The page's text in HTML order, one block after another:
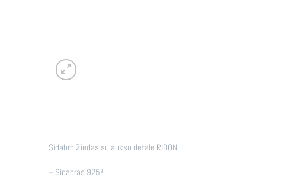
Sidabro žiedas su aukso detale RIBON
– Sidabras 925º